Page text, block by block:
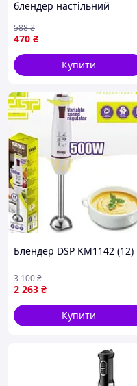
блендер настільний
подрібнювач електричний
EG-42
470 ₴
588₴
Купити
Блендер DSP KM1142 (12)
2 263 ₴
3 100₴
Купити